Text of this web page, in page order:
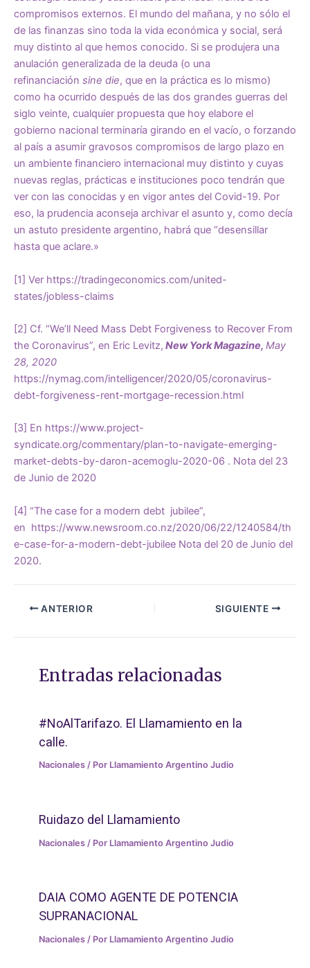
compromisos externos. El mundo del mañana, y no sólo el
de las finanzas sino toda la vida económica y social, será
muy distinto al que hemos conocido. Si se produjera una
anulación generalizada de la deuda (o una
refinanciación sine die, que en la práctica es lo mismo)
como ha ocurrido después de las dos grandes guerras del
siglo veinte, cualquier propuesta que hoy elabore el
gobierno nacional terminaría girando en el vacío, o forzando
al país a asumir gravosos compromisos de largo plazo en
un ambiente financiero internacional muy distinto y cuyas
nuevas reglas, prácticas e instituciones poco tendrán que
ver con las conocidas y en vigor antes del Covid-19. Por
eso, la prudencia aconseja archivar el asunto y, como decía
un astuto presidente argentino, habrá que “desensillar
hasta que aclare.»
[1] Ver https://tradingeconomics.com/united-
states/jobless-claims
[2] Cf. “We’ll Need Mass Debt Forgiveness to Recover From
the Coronavirus”, en Eric Levitz, New York Magazine, May
28, 2020
https://nymag.com/intelligencer/2020/05/coronavirus-
debt-forgiveness-rent-mortgage-recession.html
[3] En https://www.project-
syndicate.org/commentary/plan-to-navigate-emerging-
market-debts-by-daron-acemoglu-2020-06 . Nota del 23
de Junio de 2020
[4] “The case for a modern debt jubilee”,
en https://www.newsroom.co.nz/2020/06/22/1240584/th
e-case-for-a-modern-debt-jubilee Nota del 20 de Junio del
2020.
ANTERIOR SIGUIENTE
Entradas relacionadas
#NoAlTarifazo. El Llamamiento en la
calle.
Nacionales / Por Llamamiento Argentino Judio
Ruidazo del Llamamiento
Nacionales / Por Llamamiento Argentino Judio
DAIA COMO AGENTE DE POTENCIA
SUPRANACIONAL
Nacionales / Por Llamamiento Argentino Judio